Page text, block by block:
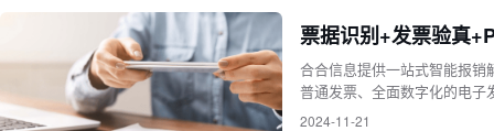
票据识别+发票验真
合合信息提供一站式智能报销
普通发票、全面数字化的电
23大类、30小类国内通用票据
2024-11-21